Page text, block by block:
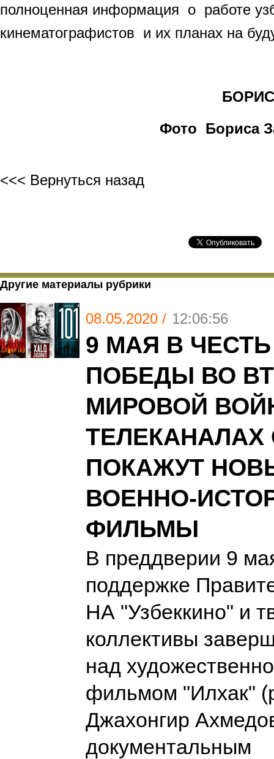
полноценная информация о работе
кинематографистов и их планах на
Фото Бориса
<<< Вернуться назад
Другие материалы рубрики
08.05.2020 / 12:06:56
9 МАЯ В
ПОБЕДЫ ВО
МИРОВОЙ
ПОКАЖУТ
ВОЕННО-
ФИЛЬМЫ
В преддверии 9
поддержке
НА "Узбеккино" и
коллективы
над
фильмом "Илхак"
Джахонгир
документальным